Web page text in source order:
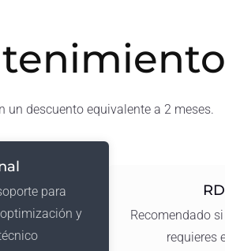
descuento equivalente a 2 meses.
para
y
Recomendado
requieres